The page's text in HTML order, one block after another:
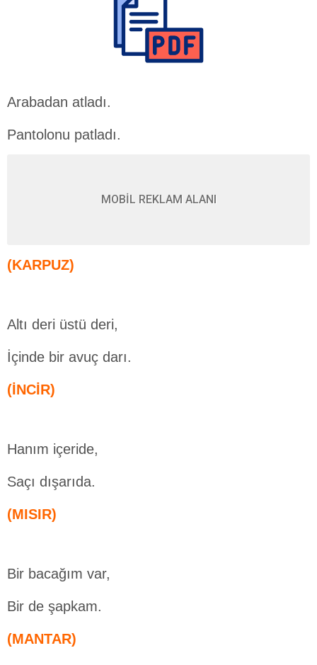
Arabadan atladı.
Pantolonu patladı.
MOBİL REKLAM ALANI
(KARPUZ)
Altı deri üstü deri,
İçinde bir avuç darı.
(İNCİR)
Hanım içeride,
Saçı dışarıda.
(MISIR)
Bir bacağım var,
Bir de şapkam.
(MANTAR)